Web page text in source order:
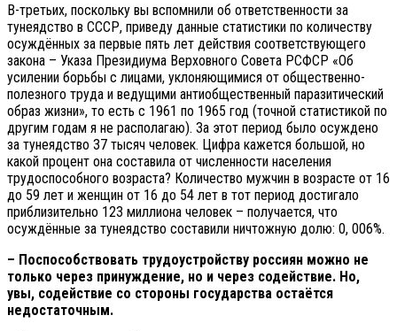
В-третьих, поскольку вы вспомнили об ответственности за
тунеядство в СССР, приведу данные статистики по количеству
осуждённых за первые пять лет действия соответствующего
закона – Указа Президиума Верховного Совета РСФСР «Об
усилении борьбы с лицами, уклоняющимися от общественно-
полезного труда и ведущими антиобщественный паразитический
образ жизни», то есть с 1961 по 1965 год (точной статистикой по
другим годам я не располагаю). За этот период было осуждено
за тунеядство 37 тысяч человек. Цифра кажется большой, но
какой процент она составила от численности населения
трудоспособного возраста? Количество мужчин в возрасте от 16
до 59 лет и женщин от 16 до 54 лет в тот период достигало
приблизительно 123 миллиона человек – получается, что
осуждённые за тунеядство составили ничтожную долю: 0, 006%.
– Поспособствовать трудоустройству россиян можно не
только через принуждение, но и через содействие. Но,
увы, содействие со стороны государства остаётся
недостаточным.